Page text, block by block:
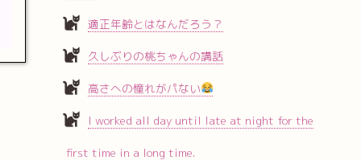
適正年齢とはなんだろう？
久しぶりの桃ちゃんの講話
高さへの憧れがパない
I worked all day until late at night for the
first time in a long time.